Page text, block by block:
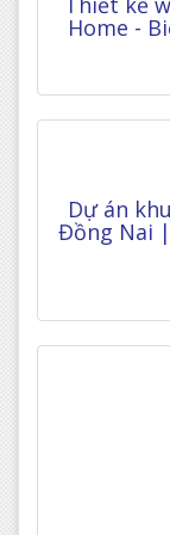
Home -
Dự án
Đồng Nai